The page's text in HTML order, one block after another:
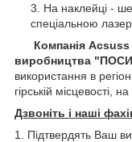
На наклейці -
спеціальною
Компанія Acsuss
виробництва
використання в
гірській місцевості, на
Дзвоніть і наші
1. Підтвердять Ваш